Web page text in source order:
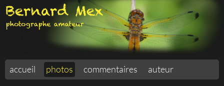
accueil photos commentaires auteur